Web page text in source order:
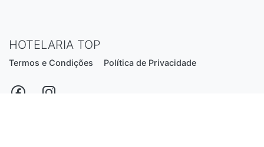
HOTELARIA TOP
Termos e Condições Política de Privacidade